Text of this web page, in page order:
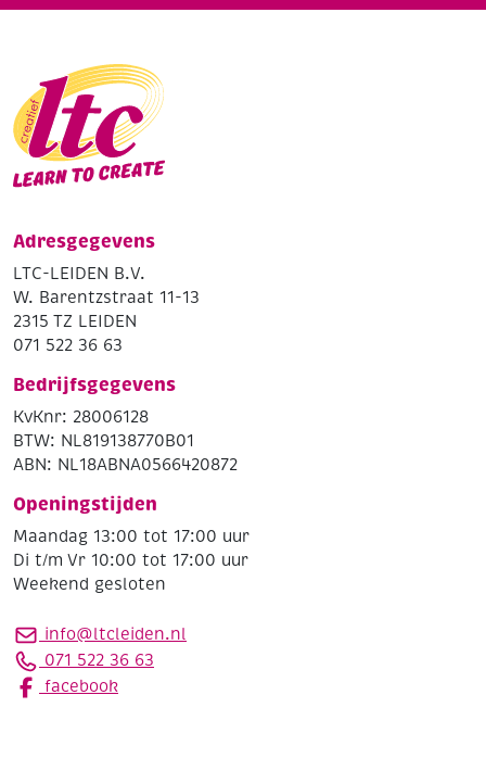
Adresgegevens
LTC-LEIDEN B.V.
W. Barentzstraat 11-13
2315 TZ LEIDEN
071 522 36 63
Bedrijfsgegevens
KvKnr: 28006128
BTW: NL819138770B01
ABN: NL18ABNA0566420872
Openingstijden
Maandag 13:00 tot 17:00 uur
Di t/m Vr 10:00 tot 17:00 uur
Weekend gesloten
info@ltcleiden.nl
071 522 36 63
facebook